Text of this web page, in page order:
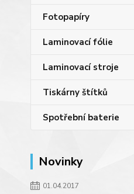
Fotopapíry
Laminovací fólie
Laminovací stroje
Tiskárny štítků
Spotřební baterie
Novinky
01.04.2017